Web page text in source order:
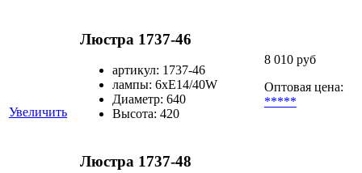
Увеличить
Люстра 1737-46
артикул: 1737-46
лампы: 6хЕ14/40W
Диаметр: 640
Высота: 420
8 010 руб
Оптовая цена:
*****
Люстра 1737-48